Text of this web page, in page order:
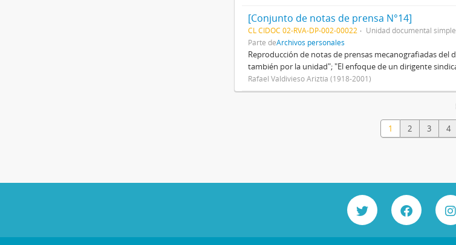
[Conjunto de notas de prensa N°14]
CL CIDOC 02-RVA-DP-002-00022
Unidad documental simple
Parte deArchivos personales
Reproducción de notas de prensas mecanografiadas del
también por la unidad"; "El enfoque de un dirigente
Rafael Valdivieso Ariztía (1918-2001)
1 2 3 4